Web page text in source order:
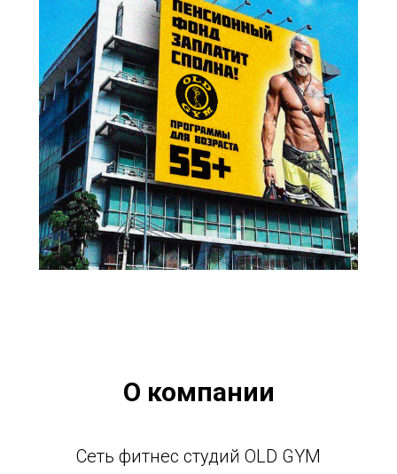
О компании
Сеть фитнес студий OLD GYM